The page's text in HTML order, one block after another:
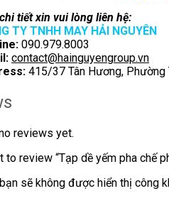
tiết xin vui lòng liên hệ:
TY TNHH MAY HẢI NGUYÊN
090.979.8003
contact@hainguyengroup.vn
415/37 Tân Hương, Phường
reviews yet.
to review “Tạp dề yếm pha chế
sẽ không được hiển thị công